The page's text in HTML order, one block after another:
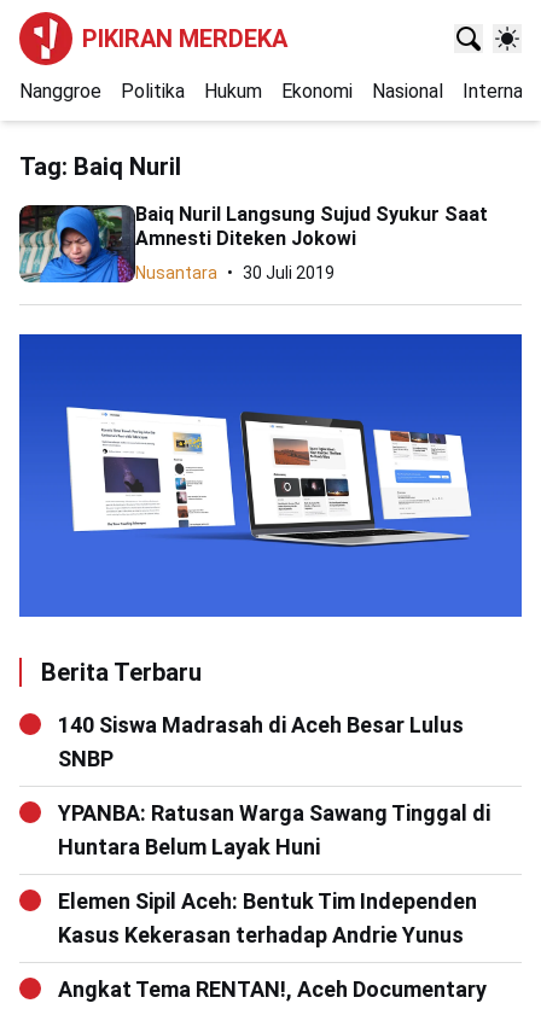
PIKIRAN MERDEKA
Nanggroe Politika Hukum Ekonomi Nasional
Tag: Baiq Nuril
Baiq Nuril Langsung Sujud Syukur Saat
Amnesti Diteken Jokowi
Nusantara 30 Juli 2019
Berita Terbaru
140 Siswa Madrasah di Aceh Besar Lulus
SNBP
YPANBA: Ratusan Warga Sawang Tinggal di
Huntara Belum Layak Huni
Elemen Sipil Aceh: Bentuk Tim Independen
Kasus Kekerasan terhadap Andrie Yunus
Angkat Tema RENTAN!, Aceh Documentary